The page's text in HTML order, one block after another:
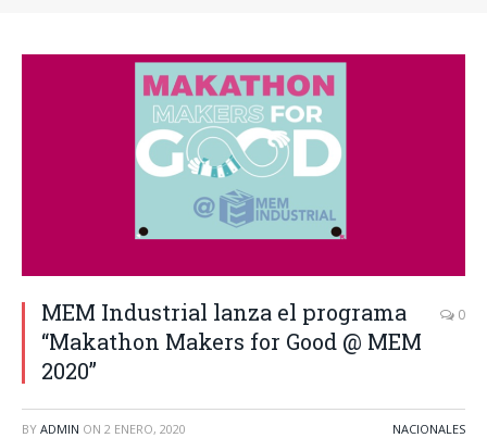
MEM Industrial lanza el programa
“Makathon Makers for Good @ MEM
2020”
0
BY ADMIN ON 2 ENERO, 2020 NACIONALES